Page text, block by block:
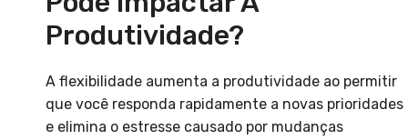
Produtividade?
A flexibilidade aumenta a produtividade ao permitir
que você responda rapidamente a novas prioridades
e elimina o estresse causado por mudanças